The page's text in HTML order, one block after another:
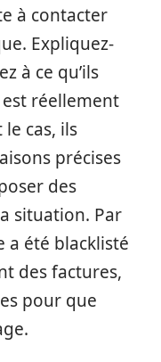
à contacter
Expliquez-
à ce qu’ils
réellement
cas, ils
précises
des
situation. Par
a été blacklisté
des factures,
pour que